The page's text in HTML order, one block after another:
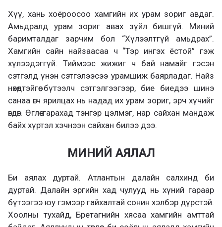
Хүү, хань хоёроосоо хамгийн их урам зориг авдаг.
Амьдралд урам зориг авах зүйл бишгүй. Миний
баримталдаг зарчим бол “Хүлээлтгүй амьдрах”.
Хамгийн сайн найзаасаа ч “Тэр ингэх ёстой” гэж
хүлээдэггүй. Тиймээс жижиг ч бай намайг гэсэн
сэтгэлд үнэн сэтгэлээсээ урамшиж баярладаг. Найз
нөхөдтэйгөө бүтээлч сэтгэлгээгээр, бие биедээ шинэ
санаа өгч ярилцах нь надад их урам зориг, эрч хүчийг
өгдөг. Өглөө гарахад тэнгэр цэлмэг, нар сайхан мандаж
байх хүртэл хэчнээн сайхан билээ дээ.
МИНИЙ АЯЛАЛ
Би аялах дуртай. Атлантын далайн салхинд би
дуртай. Далайн эргийн хад чулууд нь хүний гараар
бүтээгээ юу гэмээр гайхалтай сонин хэлбэр дүрстэй.
Хоолны тухайд, Бретагнийн хясаа хамгийн амттай